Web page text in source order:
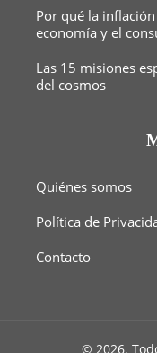
Por qué la
economía y el
Las 15 misiones
del cosmos
Quiénes somos
Política de
Contacto
© 2026.